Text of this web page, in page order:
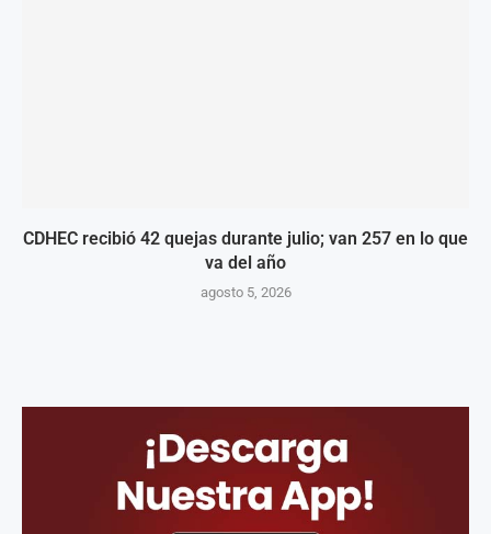
CDHEC recibió 42 quejas durante julio; van 257 en lo que
va del año
agosto 5, 2026